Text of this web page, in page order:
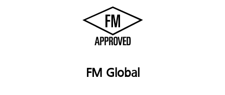
FM Global